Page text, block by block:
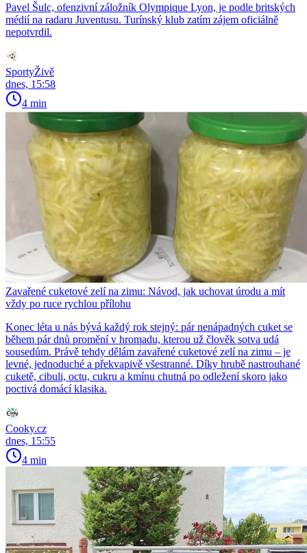
Pavel Šulc, ofenzivní záložník Olympique Lyon, je podle britských
médií na radaru Juventusu. Turínský klub zatím zájem oficiálně
nepotvrdil.
SportyŽivě
dnes, 15:58
4 min
Zavařené cuketové zelí na zimu: Návod, jak uchovat úrodu a mít
vždy po ruce rychlou přílohu
Konec léta u nás bývá každý rok stejný: pár nenápadných cuket se
během pár dnů promění v hromadu, kterou už člověk sotva udá
sousedům. Právě tehdy dělám zavařené cuketové zelí na zimu – je
levné, jednoduché a překvapivě všestranné. Díky hrubě nastrouhané
cuketě, cibuli, octu, cukru a kmínu chutná po odležení skoro jako
poctivá domácí klasika.
Cooky.cz
dnes, 15:55
4 min